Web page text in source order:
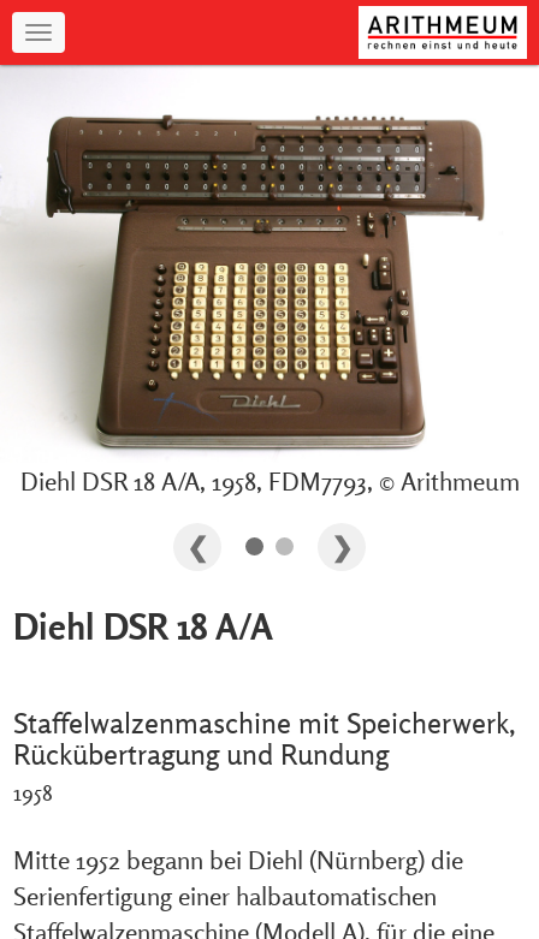
Navigation
Diehl DSR 18 A/A, 1958, FDM7793, © Arithmeum
Diehl DSR 18 A/A
Staffelwalzenmaschine mit Speicherwerk,
Rückübertragung und Rundung
1958
Mitte 1952 begann bei Diehl (Nürnberg) die
Serienfertigung einer halbautomatischen
Staffelwalzenmaschine (Modell A), für die eine